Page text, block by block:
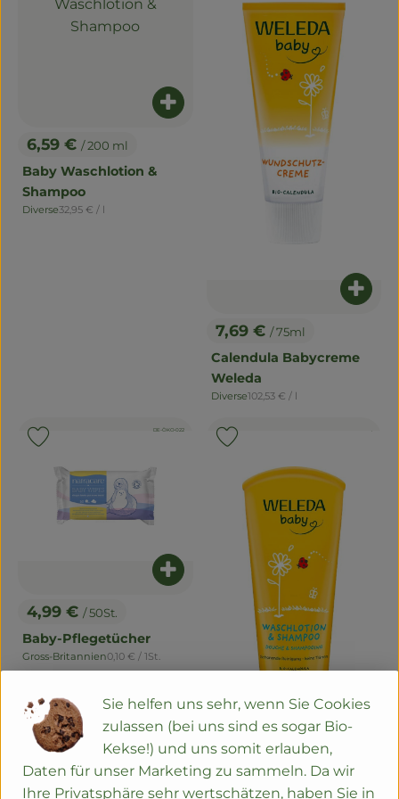
Naturwaren
So geht's
Über uns
, Preis:
6,59 € / 200 ml
Baby Waschlotion &
Shampoo
, Herkunft:
Diverse, Referenzpreis:
32,95 € / l
Produkt zum Warenkorb
, Preis:
7,69 € / 75ml
Calendula Babycreme
Weleda
, Herkunft:
Diverse, Referenzpreis:
102,53 € / l
, Preis:
4,99 € / 50St.
Baby-Pflegetücher
, Herkunft:
Gross-Britannien, Referenzpreis:
0,10 € / 1St.
Produkt zum Warenkorb
, Verband:
, Kontrollstelle:
DE-ÖKO-022
Produkt zu Favouriten hinzufügen
,
Sie helfen uns sehr, wenn Sie Cookies
zulassen (bei uns sind es sogar Bio-
Kekse!) und uns somit erlauben,
Daten für unser Marketing zu sammeln. Da wir
Ihre Privatsphäre sehr wertschätzen, haben Sie in